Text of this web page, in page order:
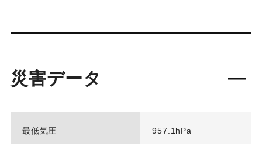
災害データ
最低気圧 957.1hPa